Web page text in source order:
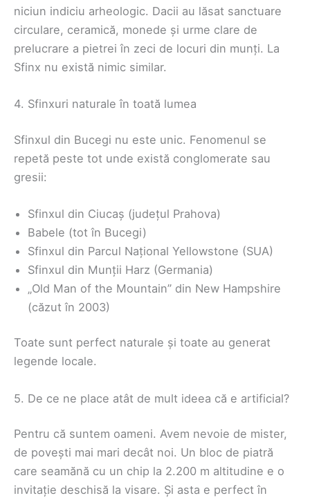
niciun indiciu arheologic. Dacii au lăsat sanctuare
circulare, ceramică, monede și urme clare de
prelucrare a pietrei în zeci de locuri din munți. La
Sfinx nu există nimic similar.
4. Sfinxuri naturale în toată lumea
Sfinxul din Bucegi nu este unic. Fenomenul se
repetă peste tot unde există conglomerate sau
gresii:
Sfinxul din Ciucaș (județul Prahova)
Babele (tot în Bucegi)
Sfinxul din Parcul Național Yellowstone (SUA)
Sfinxul din Munții Harz (Germania)
„Old Man of the Mountain” din New Hampshire
(căzut în 2003)
Toate sunt perfect naturale și toate au generat
legende locale.
5. De ce ne place atât de mult ideea că e artificial?
Pentru că suntem oameni. Avem nevoie de mister,
de povești mai mari decât noi. Un bloc de piatră
care seamănă cu un chip la 2.200 m altitudine e o
invitație deschisă la visare. Și asta e perfect în